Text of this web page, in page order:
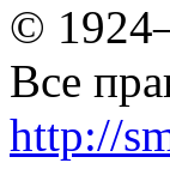
©
Все
http://